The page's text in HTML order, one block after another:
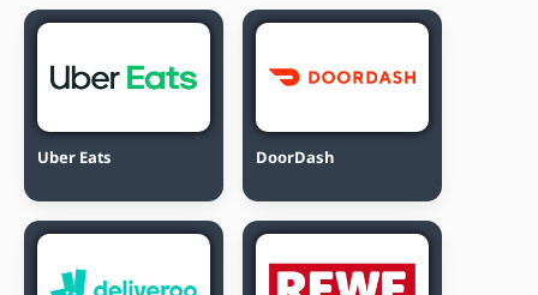
Uber Eats DoorDash